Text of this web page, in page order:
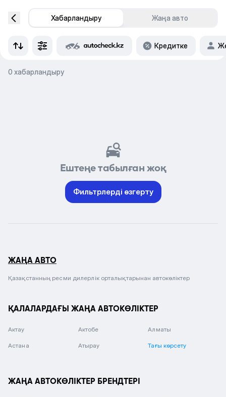
Хабарландыру Жаңа авто
Кредитке
0 хабарландыру
Ештеңе табылған жоқ
Фильтрлерді өзгерту
ЖАҢА АВТО
Қазақстанның ресми дилерлік орталықтарынан автокөліктер
ҚАЛАЛАРДАҒЫ ЖАҢА АВТОКӨЛІКТЕР
Актау Актобе Алматы
Астана Атырау Тағы көрсету
ЖАҢА АВТОКӨЛІКТЕР БРЕНДТЕРІ